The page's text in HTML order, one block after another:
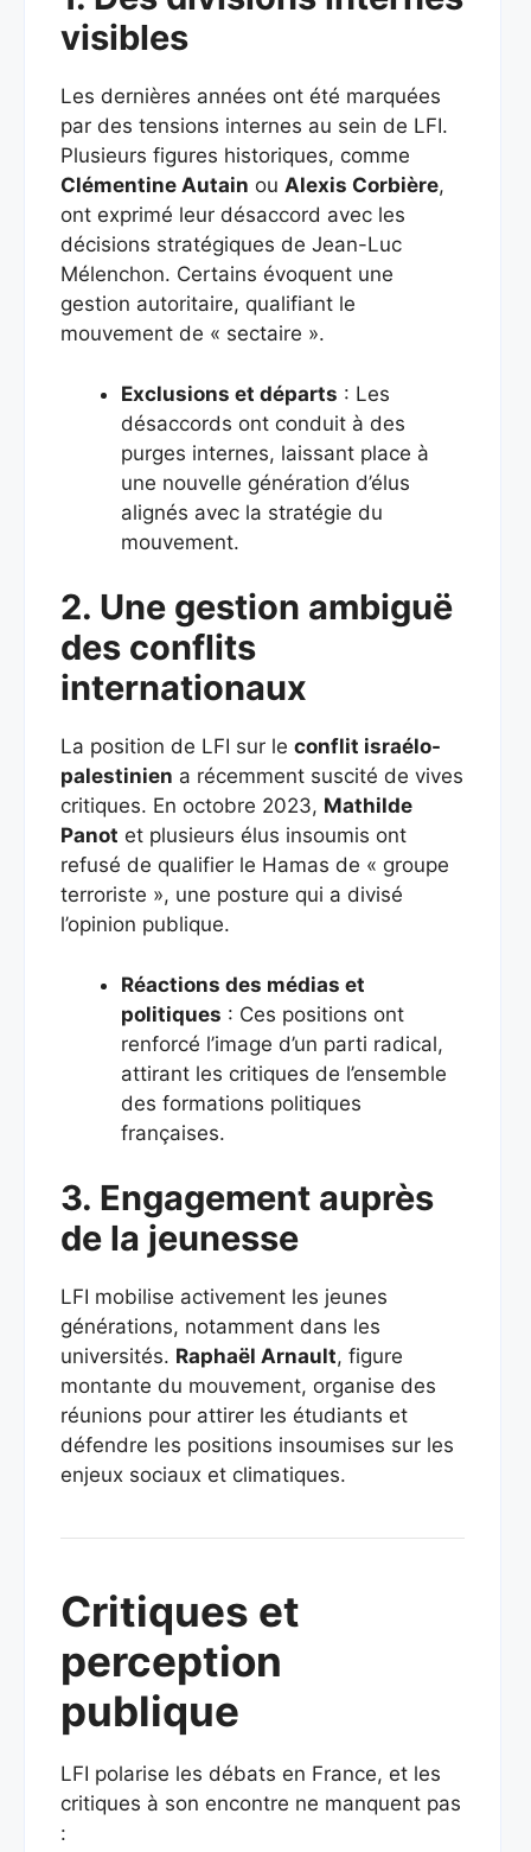
visibles
Les dernières années ont été marquées
par des tensions internes au sein de LFI.
Plusieurs figures historiques, comme
Clémentine Autain ou Alexis Corbière,
ont exprimé leur désaccord avec les
décisions stratégiques de Jean-Luc
Mélenchon. Certains évoquent une
gestion autoritaire, qualifiant le
mouvement de « sectaire ».
Exclusions et départs : Les
désaccords ont conduit à des
purges internes, laissant place à
une nouvelle génération d’élus
alignés avec la stratégie du
mouvement.
2. Une gestion ambiguë
des conflits
internationaux
La position de LFI sur le conflit israélo-
palestinien a récemment suscité de vives
critiques. En octobre 2023, Mathilde
Panot et plusieurs élus insoumis ont
refusé de qualifier le Hamas de « groupe
terroriste », une posture qui a divisé
l’opinion publique.
Réactions des médias et
politiques : Ces positions ont
renforcé l’image d’un parti radical,
attirant les critiques de l’ensemble
des formations politiques
françaises.
3. Engagement auprès
de la jeunesse
LFI mobilise activement les jeunes
générations, notamment dans les
universités. Raphaël Arnault, figure
montante du mouvement, organise des
réunions pour attirer les étudiants et
défendre les positions insoumises sur les
enjeux sociaux et climatiques.
Critiques et
perception
publique
LFI polarise les débats en France, et les
critiques à son encontre ne manquent pas
: